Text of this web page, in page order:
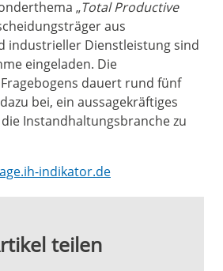
„Total Productive
aus
industrieller Dienstleistung sind
eingeladen. Die
dauert rund fünf
bei, ein aussagekräftiges
Instandhaltungsbranche zu
indikator.de
teilen